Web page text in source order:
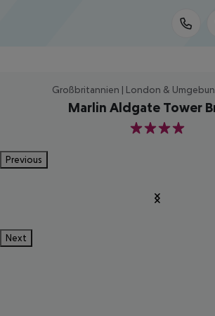
Großbritannien | London &
Marlin Aldgate Tower
4
Previous
Next